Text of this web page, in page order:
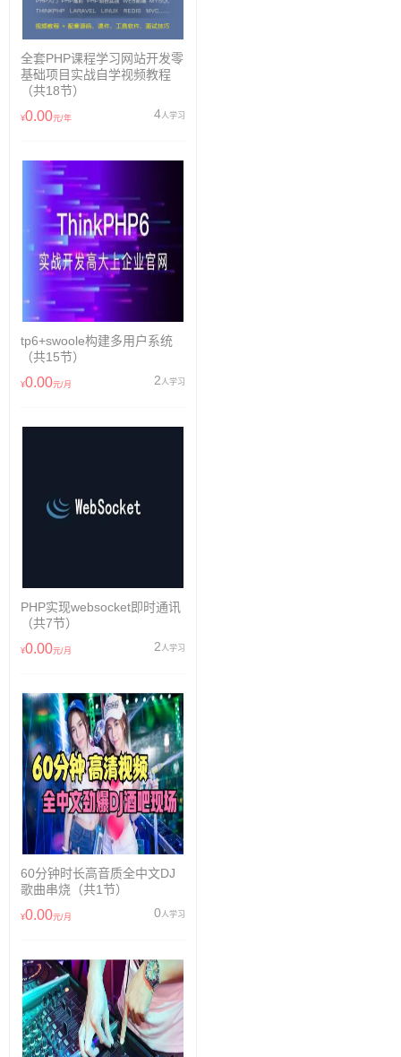
全套PHP课程学习网站开发零
基础项目实战自学视频教程
（共18节）
¥0.00元/年 4人学习
tp6+swoole构建多用户系统
（共15节）
¥0.00元/月 2人学习
PHP实现websocket即时通讯
（共7节）
¥0.00元/月 2人学习
60分钟时长高音质全中文DJ
歌曲串烧（共1节）
¥0.00元/月 0人学习